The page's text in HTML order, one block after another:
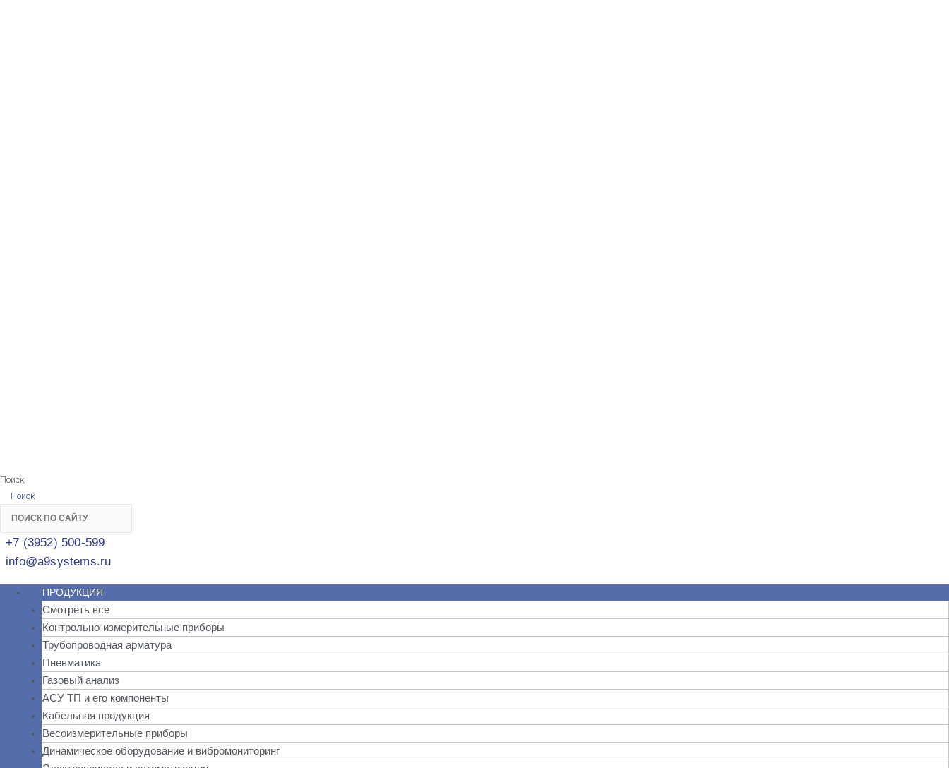
Поиск
Поиск
+7 (3952) 500-599
info@a9systems.ru
ПРОДУКЦИЯ
Смотреть все
Контрольно-измерительные приборы
Трубопроводная арматура
Пневматика
Газовый анализ
АСУ ТП и его компоненты
Кабельная продукция
Весоизмерительные приборы
Динамическое оборудование и вибромониторинг